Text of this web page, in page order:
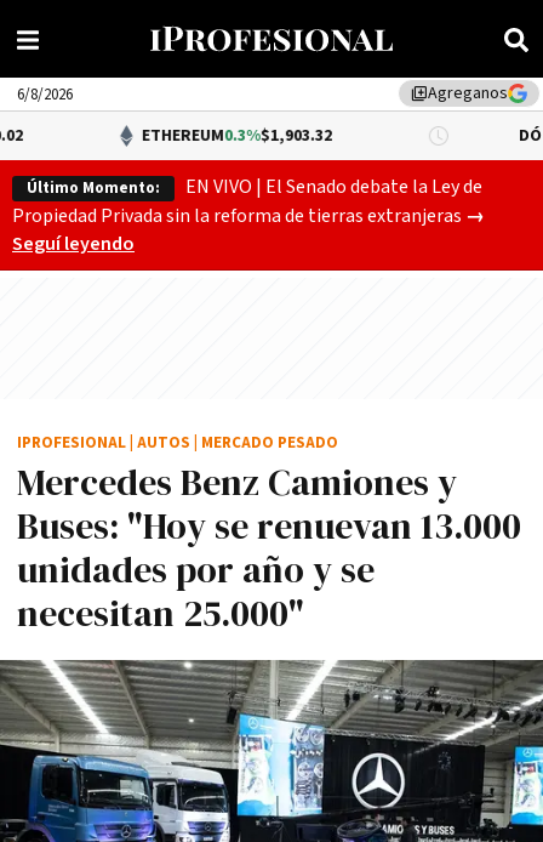
library_addAgreganos
6/8/2026
ETHEREUM0.3%$1,903.32 DÓLAR BNA
Último Momento:
EN VIVO | El Senado debate la Ley de
Propiedad Privada sin la reforma de tierras extranjeras →
Seguí leyendo
Mercedes Benz Camiones y
Buses: "Hoy se renuevan 13.000
unidades por año y se
necesitan 25.000"
IPROFESIONAL AUTOS MERCADO PESADO